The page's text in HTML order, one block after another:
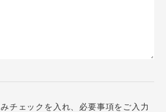
チェックを入れ、必要事項をご入力